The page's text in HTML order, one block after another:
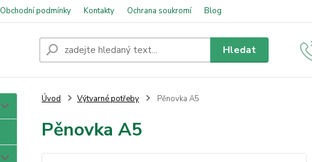
Obchodní podmínky Kontakty Ochrana soukromí Blog
Hledat
Úvod Výtvarné potřeby Pěnovka A5
Pěnovka A5